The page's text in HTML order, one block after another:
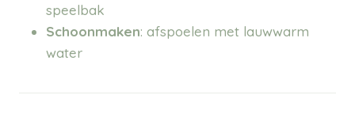
speelbak
Schoonmaken: afspoelen met lauwwarm
water